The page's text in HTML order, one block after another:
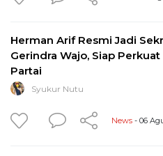
Herman Arif Resmi Jadi
Gerindra Wajo, Siap
Partai
Syukur Nutu
News - 06